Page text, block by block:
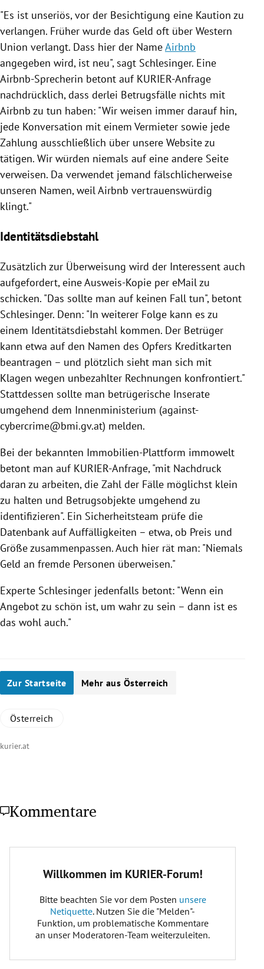
"Es ist unseriös, vor der Besichtigung eine Kaution zu
verlangen. Früher wurde das Geld oft über Western
Union verlangt. Dass hier der NameAirbnb
angegeben wird, ist neu", sagt Schlesinger. Eine
Airbnb-Sprecherin betont auf KURIER-Anfrage
nachdrücklich, dass derlei Betrugsfälle nichts mit
Airbnb zu tun haben: "Wir weisen immer darauf hin,
jede Konversation mit einem Vermieter sowie jede
Zahlung ausschließlich über unsere Website zu
tätigen. Wir würden niemals auf eine andere Seite
verweisen. Da verwendet jemand fälschlicherweise
unseren Namen, weilAirbnb vertrauenswürdig
klingt."
Identitätsdiebstahl
Zusätzlich zur Überweisung wird der Interessent auch
aufgefordert, eine Ausweis-Kopie per eMail zu
schicken. "Das sollte man auf keinen Fall tun", betont
Schlesinger. Denn: "In weiterer Folge kann es zu
einem Identitätsdiebstahl kommen. Der Betrüger
kann etwa auf den Namen des Opfers Kreditkarten
beantragen – und plötzlich sieht man sich mit
Klagen wegen unbezahlter Rechnungen konfrontiert."
Stattdessen sollte man betrügerische Inserate
umgehend dem Innenministerium (against-
cybercrime@bmi.gv.at) melden.
Bei der bekannten Immobilien-Plattform immowelt
betont man auf KURIER-Anfrage, "mit Nachdruck
daran zu arbeiten, die Zahl der Fälle möglichst klein
zu halten und Betrugsobjekte umgehend zu
identifizieren". Ein Sicherheitsteam prüfe die
Datenbank auf Auffälligkeiten – etwa, ob Preis und
Größe zusammenpassen. Auch hier rät man: "Niemals
Geld an fremde Personen überweisen."
Experte Schlesinger jedenfalls betont: "Wenn ein
Angebot zu schön ist, um wahr zu sein – dann ist es
das wohl auch."
Zur Startseite Mehr aus Österreich
Österreich
kurier.at
Kommentare